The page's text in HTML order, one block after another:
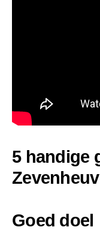
5 handige
Goed doel